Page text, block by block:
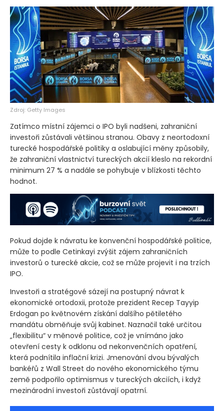
Zdroj: Getty Images
Zatímco místní zájemci o IPO byli nadšeni, zahraniční
investoři zůstávali většinou stranou. Obavy z neortodoxní
turecké hospodářské politiky a oslabující měny způsobily,
že zahraniční vlastnictví tureckých akcií kleslo na rekordní
minimum 27 % a nadále se pohybuje v blízkosti těchto
hodnot.
Pokud dojde k návratu ke konvenční hospodářské politice,
může to podle Cetinkayi zvýšit zájem zahraničních
investorů o turecké akcie, což se může projevit i na trzích
IPO.
Investoři a stratégové sázejí na postupný návrat k
ekonomické ortodoxii, protože prezident Recep Tayyip
Erdogan po květnovém získání dalšího pětiletého
mandátu obměňuje svůj kabinet. Naznačil také určitou
„flexibilitu“ v měnové politice, což je vnímáno jako
otevření cesty k odklonu od nekonvenčních opatření,
která podnítila inflační krizi. Jmenování dvou bývalých
bankéřů z Wall Street do nového ekonomického týmu
země podpořilo optimismus v tureckých akciích, i když
mezinárodní investoři zůstávají opatrní.